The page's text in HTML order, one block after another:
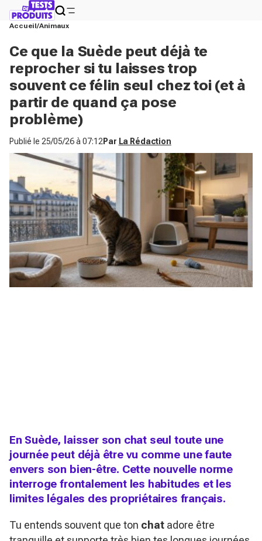
Accueil Animaux
Ce que la Suède peut déjà te
reprocher si tu laisses trop
souvent ce félin seul chez toi (et à
partir de quand ça pose
problème)
Publié le 25/05/26 à 07:12 Par La Rédaction
En Suède, laisser son chat seul toute une
journée peut déjà être vu comme une faute
envers son bien-être. Cette nouvelle norme
interroge frontalement les habitudes et les
limites légales des propriétaires français.
Tu entends souvent que ton chat adore être